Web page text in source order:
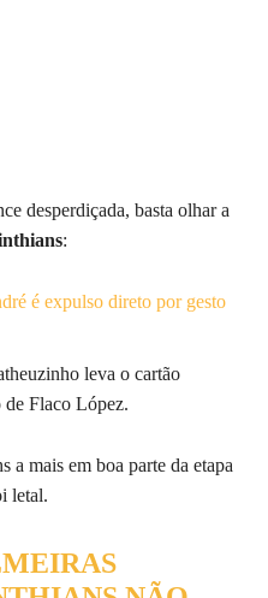
desperdiçada, basta olhar a
:
é expulso direto por gesto
leva o cartão
de Flaco López.
a mais em boa parte da etapa
letal.